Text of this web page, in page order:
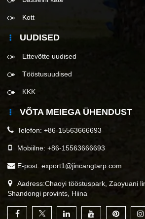
Kott
UUDISED
Ettevõtte uudised
Tööstusuudised
KKK
VÕTA MEIEGA ÜHENDUST
Telefon: +86-15563666693
Mobiilne: +86-15563666693
E-post: export1@jincangtarp.com
Aadress:Chaoyi tööstuspark, Zaoyuani
Shandongi provints, Hiina